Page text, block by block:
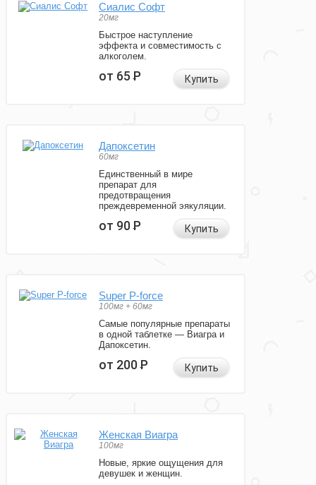
Сиалис Софт
20мг
Быстрое наступление
эффекта и совместимость с
алкоголем.
от 65Р Купить
Дапоксетин
60мг
Единственный в мире
препарат для
предотвращения
преждевременной эякуляции.
от 90Р Купить
Super P-force
100мг + 60мг
Самые популярные препараты
в одной таблетке — Виагра и
Дапоксетин.
от 200Р Купить
Женская Виагра
100мг
Новые, яркие ощущения для
девушек и женщин.